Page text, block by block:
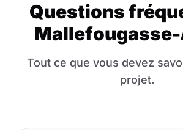
Questions
Mallefougasse-
Tout ce que vous devez
projet.